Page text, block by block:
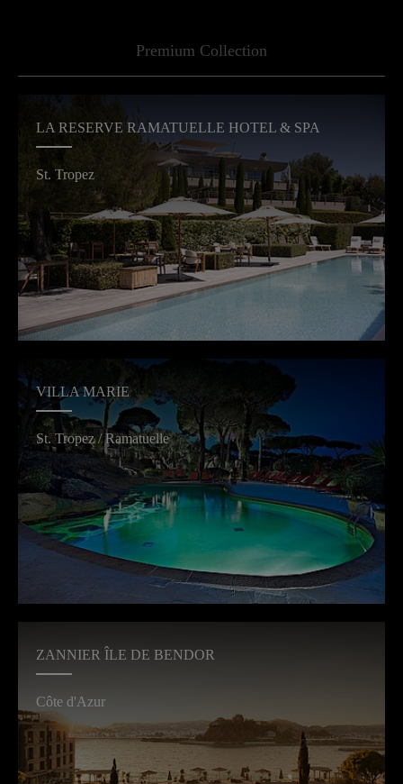
Premium Collection
LA RESERVE RAMATUELLE HOTEL & SPA
St. Tropez
VILLA MARIE
St. Tropez / Ramatuelle
ZANNIER ÎLE DE BENDOR
Côte d'Azur